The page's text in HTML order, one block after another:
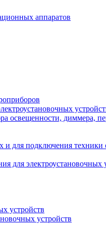
аппаратов
освещенности, диммера,
и для подключения техники
для электроустановочных
устройств
устройств